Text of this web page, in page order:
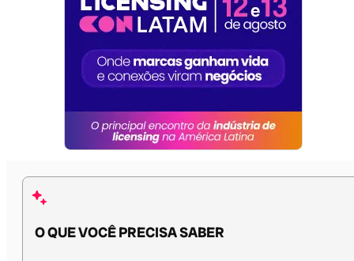
O QUE VOCÊ PRECISA SABER